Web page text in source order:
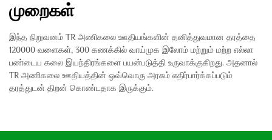
முறைகள்
இந்த நிறுவனம் TR அணிகலை ஊதியங்களின் தனித்துவமான தரத்தை
120000 வளைகள், 300 கணக்கில் வாய்முக இலோம் மற்றும் மற்ற எல்லா
பண்டைய கலை இயந்திரங்களை பயன்படுத்தி உருவாக்குகிறது. அதனால்
TR அணிகலை ஊதியத்தின் ஒவ்வொரு அரசும் எதிர்பார்க்கப்படும்
தரத்துடன் திறன் கொண்டதாக இருக்கும்.